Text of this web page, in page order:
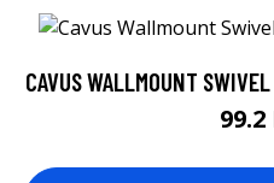
CAVUS WALLMOUNT
99.2